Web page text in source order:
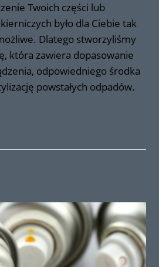
Twoich części lub
było dla Ciebie tak
Dlatego stworzyliśmy
która zawiera dopasowanie
odpowiedniego środka
powstałych odpadów.